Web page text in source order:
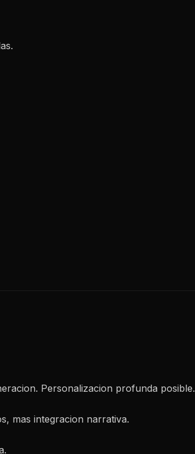
Personalizacion profunda posible.
mas integracion narrativa.